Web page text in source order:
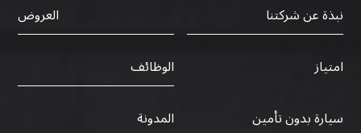
نبذة عن شركتنا
العروض
امتياز
الوظائف
سيارة بدون تأمين
المدونة